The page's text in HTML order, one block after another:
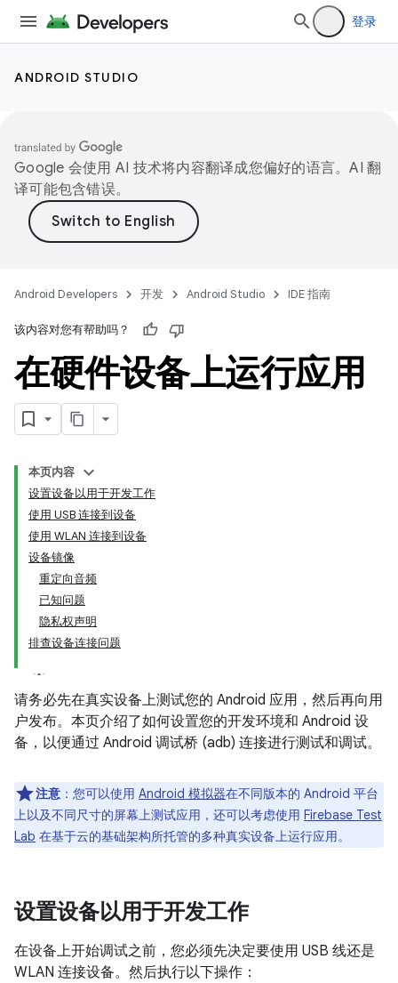
登录
ANDROID STUDIO
Google 会使用 AI 技术将内容翻译成您偏好的语言。AI 翻
译可能包含错误。
Android Developers 开发 Android Studio IDE 指南
该内容对您有帮助吗？
在硬件设备上运行应用
本页内容
设置设备以用于开发工作
使用 USB 连接到设备
使用 WLAN 连接到设备
设备镜像
重定向音频
已知问题
隐私权声明
排查设备连接问题
请务必先在真实设备上测试您的 Android 应用，然后再向用
户发布。本页介绍了如何设置您的开发环境和 Android 设
备，以便通过 Android 调试桥 (adb) 连接进行测试和调试。
注意 ：您可以使用 Android 模拟器在不同版本的 Android 平台
上以及不同尺寸的屏幕上测试应用，还可以考虑使用 Firebase Test
Lab 在基于云的基础架构所托管的多种真实设备上运行应用。
设置设备以用于开发工作
在设备上开始调试之前，您必须先决定要使用 USB 线还是
WLAN 连接设备。然后执行以下操作：